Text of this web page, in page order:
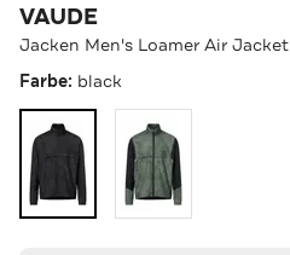
VAUDE
Jacken Men's Loamer Air Jacket
Farbe: black